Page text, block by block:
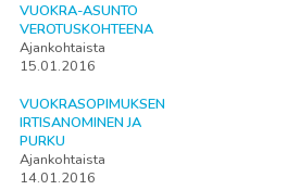
VUOKRA-ASUNTO
VEROTUSKOHTEENA
Ajankohtaista
15.01.2016
VUOKRASOPIMUKSEN
IRTISANOMINEN JA
PURKU
Ajankohtaista
14.01.2016